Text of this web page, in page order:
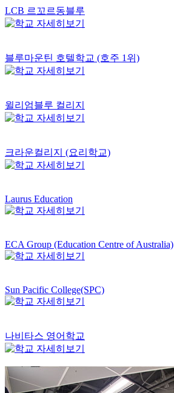
LCB 르꼬르동블루
블루마운틴 호텔학교 (호주 1위)
윌리엄블루 컬리지
크라운컬리지 (요리학교)
Laurus Education
ECA Group (Education Centre of Australia)
Sun Pacific College(SPC)
나비타스 영어학교